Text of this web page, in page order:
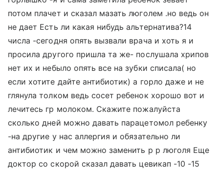
потом плачет и сказал мазать люголем .но ведь он
не дает Есть ли какая нибудь альтернатива?14
числа -сегодня опять вызвали врача и хоть я и
просила другого пришла та же- послушала хрипов
нет их и небыло опять все на зубки списала( но
если хотите дайте антибиотик) а горло даже и не
глянула толком ведь сосет ребенок хорошо вот и
лечитесь гр молоком. Скажите пожалуйста
сколько дней можно давать парацетомол ребенку
-на другие у нас аллергия и обязательно ли
антибиотик и чем можно заменить р р люголя Еще
доктор со скорой сказал давать цевикап -10 -15